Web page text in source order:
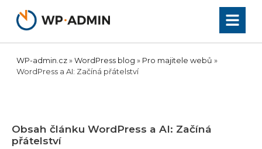
obsah
WP-admin.cz » WordPress blog » Pro majitele webů »
WordPress a AI: Začíná přátelství
Obsah článku WordPress a AI: Začíná
přátelství